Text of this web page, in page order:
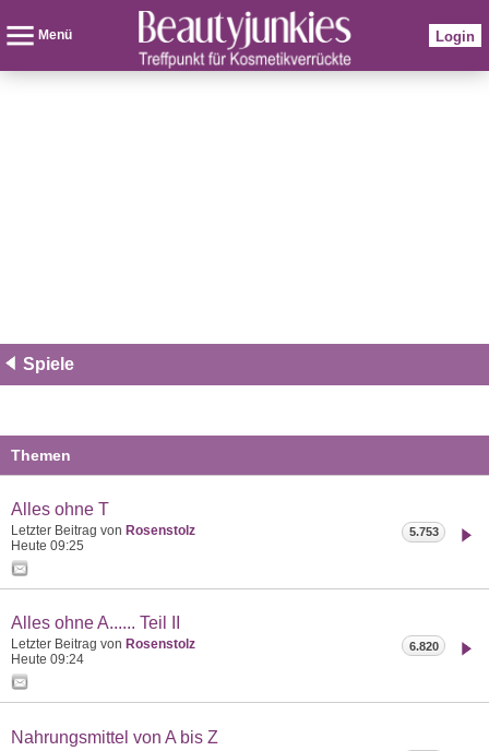
Menü Login
Spiele
Themen
Alles ohne T
Letzter Beitrag von Rosenstolz
Heute 09:25
5.753
Alles ohne A...... Teil II
Letzter Beitrag von Rosenstolz
Heute 09:24
6.820
Nahrungsmittel von A bis Z